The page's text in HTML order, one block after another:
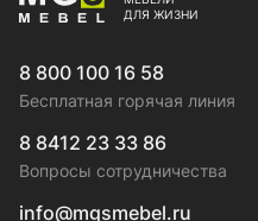
ДЛЯ ЖИЗНИ
8 800 100 16 58
Бесплатная горячая линия
8 8412 23 33 86
Вопросы сотрудничества
info@mgsmebel.ru